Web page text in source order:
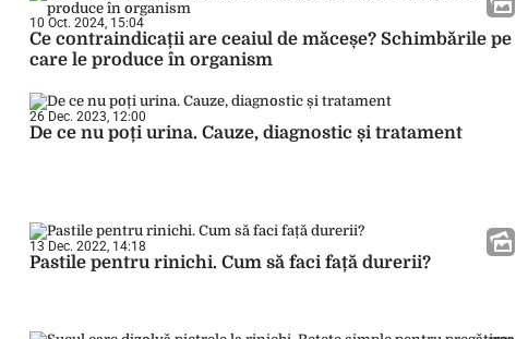
10 Oct. 2024, 15:04
Ce contraindicații are ceaiul de măceșe? Schimbările pe
care le produce în organism
26 Dec. 2023, 12:00
De ce nu poți urina. Cauze, diagnostic și tratament
13 Dec. 2022, 14:18
Pastile pentru rinichi. Cum să faci față durerii?